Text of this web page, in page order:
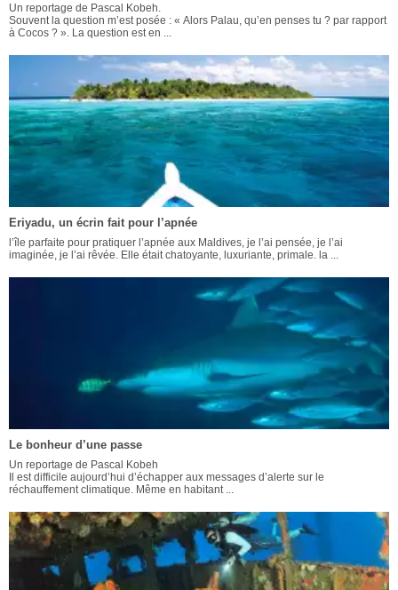
Un reportage de Pascal Kobeh.
Souvent la question m’est posée : « Alors Palau, qu’en penses tu ? par rapport
à Cocos ? ». La question est en ...
Eriyadu, un écrin fait pour l’apnée
l’île parfaite pour pratiquer l’apnée aux Maldives, je l’ai pensée, je l’ai
imaginée, je l’ai rêvée. Elle était chatoyante, luxuriante, primale. la ...
Le bonheur d’une passe
Un reportage de Pascal Kobeh
Il est difficile aujourd’hui d’échapper aux messages d’alerte sur le
réchauffement climatique. Même en habitant ...